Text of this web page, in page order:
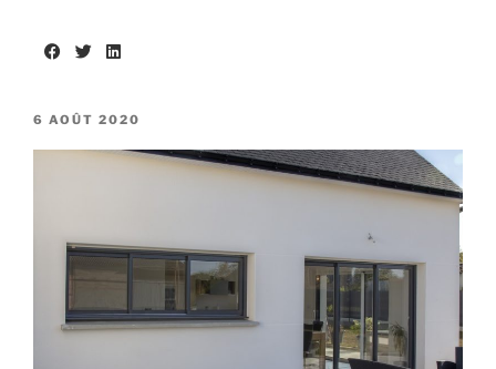
6 AOÛT 2020